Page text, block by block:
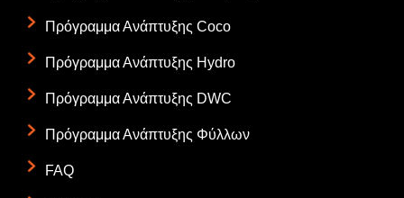
Πρόγραμμα Ανάπτυξης Coco
Πρόγραμμα Ανάπτυξης Hydro
Πρόγραμμα Ανάπτυξης DWC
Πρόγραμμα Ανάπτυξης Φύλλων
FAQ